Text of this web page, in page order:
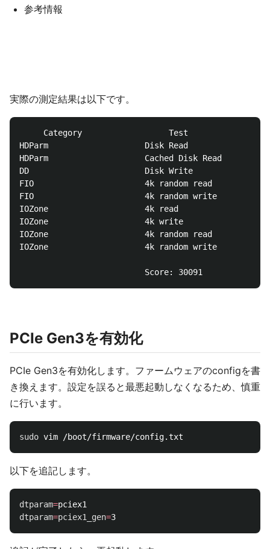
参考情報
実際の測定結果は以下です。
Category                  Test
HDParm                    Disk Read
HDParm                    Cached Disk Read
DD                        Disk Write
FIO                       4k random read
FIO                       4k random write
IOZone                    4k read
IOZone                    4k write
IOZone                    4k random read
IOZone                    4k random write
PCIe Gen3を有効化
PCIe Gen3を有効化します。ファームウェアのconfigを書
き換えます。設定を誤ると最悪起動しなくなるため、慎重
に行います。
sudo
以下を追記します。
dtparam=
dtparam=pciex1_gen=